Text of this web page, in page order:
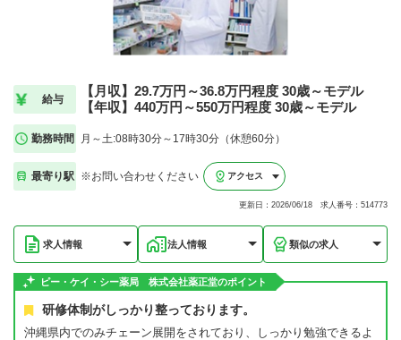
給与
【月収】29.7万円～36.8万円程度 30歳～モデル
【年収】440万円～550万円程度 30歳～モデル
勤務時間 月～土:08時30分～17時30分（休憩60分）
最寄り駅 ※お問い合わせください アクセス
更新日：2026/06/18 求人番号：514773
求人情報 法人情報 類似の求人
ピー・ケイ・シー薬局 株式会社薬正堂のポイント
研修体制がしっかり整っております。
沖縄県内でのみチェーン展開をされており、しっかり勉強できるよ